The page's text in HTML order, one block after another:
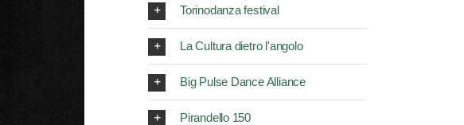
Torinodanza festival
La Cultura dietro l'angolo
Big Pulse Dance Alliance
Pirandello 150